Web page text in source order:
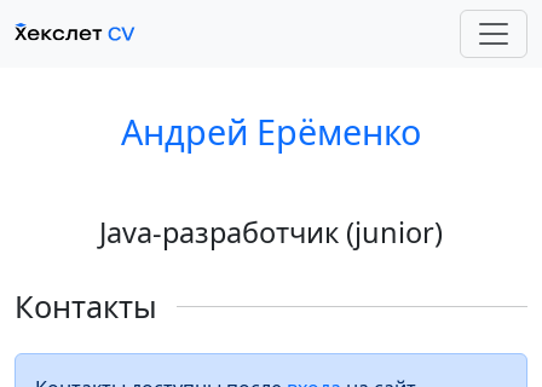
Андрей Ерёменко
Java-разработчик (junior)
Контакты